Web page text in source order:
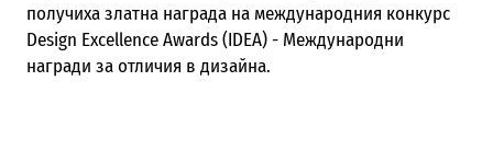
получиха златна награда на международния конкурс
Design Excellence Awards (IDEA) - Международни
награди за отличия в дизайна.